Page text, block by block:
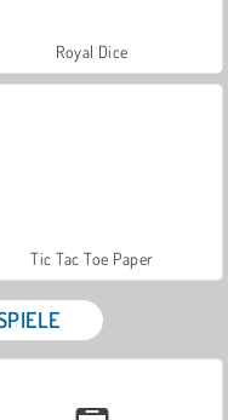
Royal Dice
Tic Tac Toe Paper